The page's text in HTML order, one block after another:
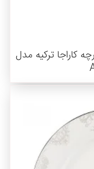
غذاخوری چینی 60 پارچه کاراجا ترکیه مدل